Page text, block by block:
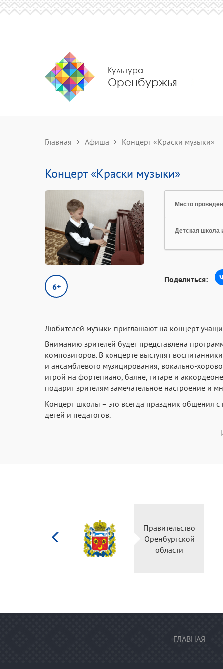
Культура
Оренбуржья
Главная Афиша Концерт «Краски музыки»
Концерт «Краски музыки»
6+
Место
Детская школа
Поделиться:
Любителей музыки приглашают на концерт
Вниманию зрителей будет представлена
композиторов. В концерте выступят
и ансамблевого музицирования, вокально-
игрой на фортепиано, баяне, гитаре и
подарит зрителям замечательное настроение и
Концерт школы – это всегда праздник общения
детей и педагогов.
Правительство
Оренбургской
области
ГЛАВНАЯ